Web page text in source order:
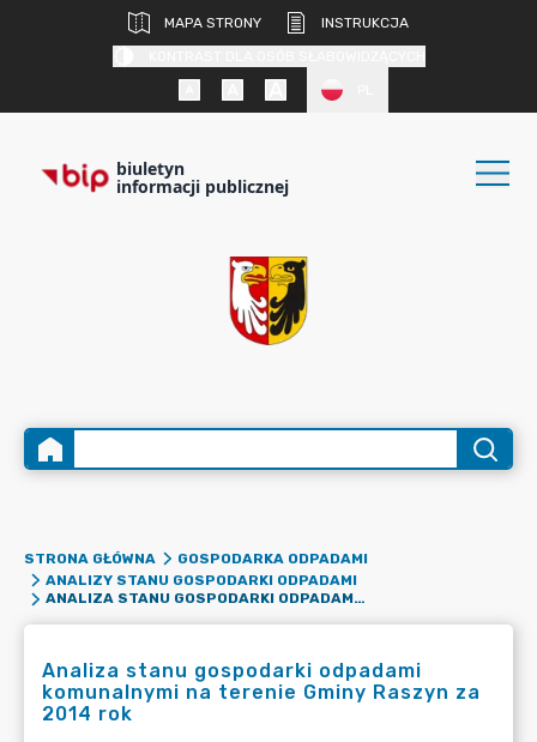
MAPA STRONY
INSTRUKCJA
biuletyn
informacji publicznej
STRONA GŁÓWNA
GOSPODARKA ODPADAMI
ANALIZY STANU GOSPODARKI ODPADAMI
ANALIZA STANU GOSPODARKI ODPADAMI KOMUNALNYMI NA TERENIE GMINY RASZYN ZA 2014 ROK
Analiza stanu gospodarki odpadami
komunalnymi na terenie Gminy Raszyn za
2014 rok